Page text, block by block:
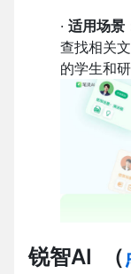
· 适用场景
查找相关
的学生和研
锐智AI （